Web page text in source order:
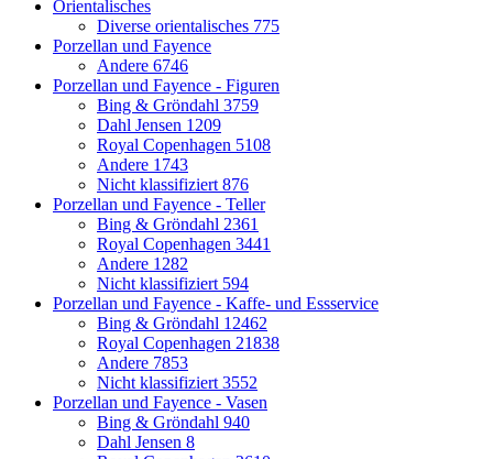
Orientalisches
Diverse orientalisches 775
Porzellan und Fayence
Andere 6746
Porzellan und Fayence - Figuren
Bing & Gröndahl 3759
Dahl Jensen 1209
Royal Copenhagen 5108
Andere 1743
Nicht klassifiziert 876
Porzellan und Fayence - Teller
Bing & Gröndahl 2361
Royal Copenhagen 3441
Andere 1282
Nicht klassifiziert 594
Porzellan und Fayence - Kaffe- und Essservice
Bing & Gröndahl 12462
Royal Copenhagen 21838
Andere 7853
Nicht klassifiziert 3552
Porzellan und Fayence - Vasen
Bing & Gröndahl 940
Dahl Jensen 8